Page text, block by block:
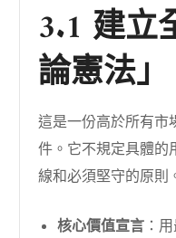
3.1 建立
論憲法」
這是一份高於所有市
件。它不規定具體的
線和必須堅守的原則
核心價值宣言 ：